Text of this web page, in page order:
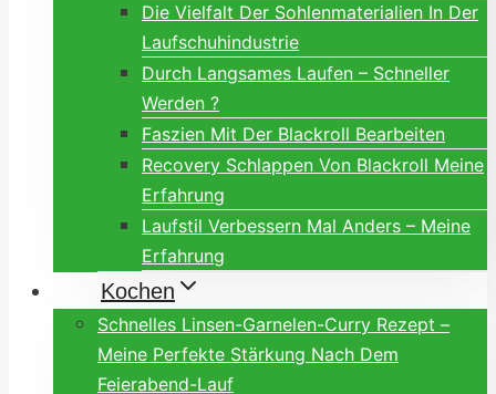
Die Vielfalt Der Sohlenmaterialien In Der
Laufschuhindustrie
Durch Langsames Laufen – Schneller
Werden ?
Faszien Mit Der Blackroll Bearbeiten
Recovery Schlappen Von Blackroll Meine
Erfahrung
Laufstil Verbessern Mal Anders – Meine
Erfahrung
Kochen
Schnelles Linsen-Garnelen-Curry Rezept –
Meine Perfekte Stärkung Nach Dem
Feierabend-Lauf